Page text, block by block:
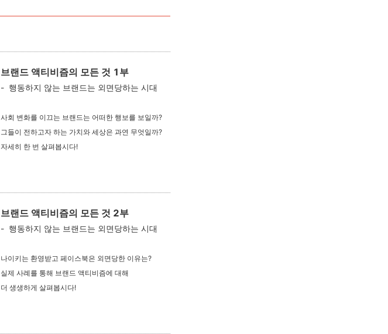
브랜드 액티비즘의 모든 것 1부
- 행동하지 않는 브랜드는 외면당하는 시대
사회 변화를 이끄는 브랜드는 어떠한 행보를 보일까?
그들이 전하고자 하는 가치와 세상은 과연 무엇일까?
자세히 한 번 살펴봅시다!
브랜드 액티비즘의 모든 것 2부
- 행동하지 않는 브랜드는 외면당하는 시대
나이키는 환영받고 페이스북은 외면당한 이유는?
실제 사례를 통해 브랜드 액티비즘에 대해
더 생생하게 살펴봅시다!